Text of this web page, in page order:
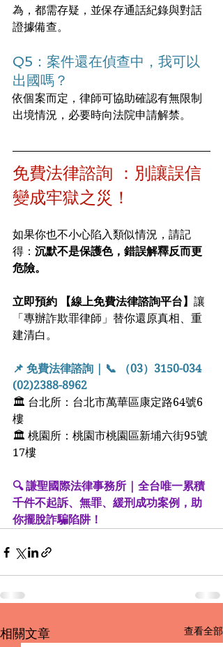
為，都需存疑，並保存通話紀錄與對話
證據備查。
Q5：案件還在偵查中，我可以
出國嗎？
依個案而定，律師可協助確認有無限制
出境情況，必要時向法院申請解禁。
免費法律諮詢 ：別讓誤信
變成牢獄之災！
如果你也不小心陷入類似情況，請記
得： 沉默不是保護色，錯誤解釋反而更
危險。
立即預約 【線上免費法律諮詢平台】 讓
「專辦詐欺罪律師」替你還原真相、重
建清白。
📌 免費法律諮詢 | 📞 （03）3150-034
(02)2388-8962
🏛 台北所：台北市萬華區康定路64號6
樓
🏛 桃園所：桃園市桃園區新埔六街95號
17樓
🔍 謙聖國際法律事務所 | 全台唯一累積
千件不起訴、無罪、緩刑成功案例，助
你擺脫詐騙陷阱！
相關文章 查看全部